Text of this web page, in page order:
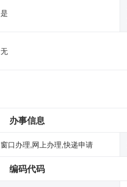
是
无
办事信息
窗口办理,网上办理,快递申请
编码代码